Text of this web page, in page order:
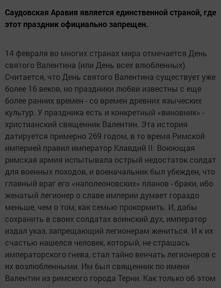
Саудовская Аравия является единственной страной, где
этот праздник официально запрещен.
14 февраля во многих странах мира отмечается День
святого Валентина (или День всех влюбленных).
Считается, что День святого Валентина существует уже
более 16 веков, но праздники любви известны с еще
более ранних времен - со времен древних языческих
культур. У праздника есть и конкретный «виновник» -
христианский священник Валентин. Эта история
датируется примерно 269 годом, в то время Римской
империей правил император Клавдий II. Воюющая
римская армия испытывала острый недостаток солдат
для военных походов, и военачальник был убежден, что
главный враг его «наполеоновских» планов - браки, ибо
женатый легионер о славе империи думает гораздо
меньше, чем о том, как семью прокормить. И, дабы
сохранить в своих солдатах воинский дух, император
издал указ, запрещающий легионерам жениться. И к их
счастью нашелся человек, который, не страшась
императорского гнева, стал тайно венчать легионеров с
их возлюбленными. Им был священник по имени
Валентин из римского города Терни. Как только об этом